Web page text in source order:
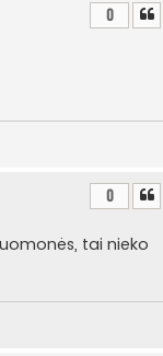
0
0
tai nieko